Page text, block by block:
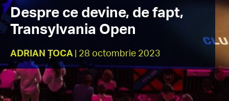
Despre ce devine, de fapt,
Transylvania Open
ADRIAN ȚOCA | 28 octombrie 2023